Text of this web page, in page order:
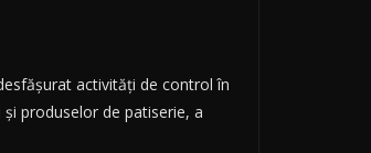
activități de control în
produselor de patiserie, a